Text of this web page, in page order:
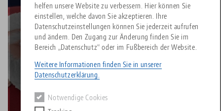
helfen unsere Website zu verbessern. Hier können Sie
einstellen, welche davon Sie akzeptieren. Ihre
Datenschutzeinstellungen können Sie jederzeit aufrufen
und ändern. Den Zugang zur Änderung finden Sie im
Bereich „Datenschutz“ oder im Fußbereich der Website.
Weitere Informationen finden Sie in unserer
Datenschutzerklärung.
Notwendige Cookies
Nullpunktspanntechnik
Werkstückspanntechnik
Suche nach
Produktübersicht
Philosophie
Innovationen
FAQ
Katalog anfordern
News
Messen
Zur Produktübersicht
Quicklinks
Search
Downloads
Downloads
Dieses Video wird durch Youtube bereitgestellt. Um
sich das Video anzusehen, aktivieren Sie in den
Datenschutz-Einstellungen